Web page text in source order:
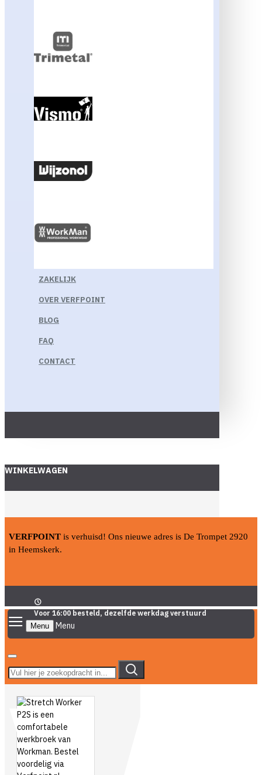
ZAKELIJK
OVER VERFPOINT
BLOG
FAQ
CONTACT
WINKELWAGEN
VERFPOINT is verhuisd! Ons nieuwe adres is De Trompet 2920
in Heemskerk.
Voor 16:00 besteld, dezelfde werkdag verstuurd
Menu